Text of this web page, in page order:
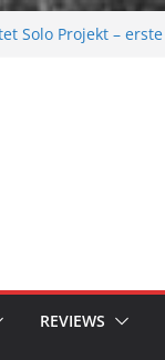
Solo Projekt – erste
REVIEWS